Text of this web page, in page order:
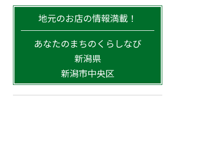
地元のお店の情報満載！
あなたのまちのくらしなび
新潟県
新潟市中央区